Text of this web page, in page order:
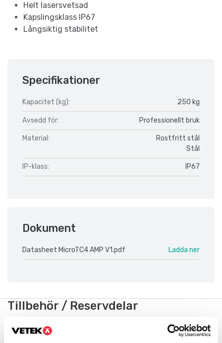
Helt lasersvetsad
Kapslingsklass IP67
Långsiktig stabilitet
Specifikationer
Kapacitet (kg): 250 kg
Avsedd för: Professionellt bruk
Material:
Rostfritt stål
Stål
IP-klass: IP67
Dokument
Datasheet MicroTC4 AMP V1.pdf Ladda ner
Tillbehör / Reservdelar
Visar2/10